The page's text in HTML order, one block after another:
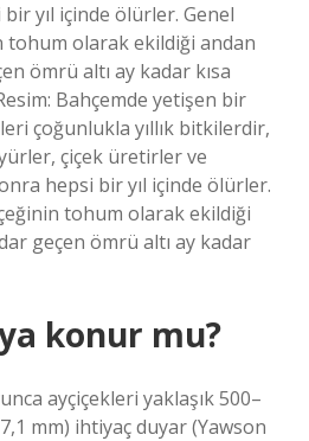
yıl içinde ölürler. Genel
tohum olarak ekildiği andan
ömrü altı ay kadar kısa
Bahçemde yetişen bir
çoğunlukla yıllık bitkilerdir,
çiçek üretirler ve
hepsi bir yıl içinde ölürler.
tohum olarak ekildiği
geçen ömrü altı ay kadar
konur mu?
ayçiçekleri yaklaşık 500–
mm) ihtiyaç duyar (Yawson